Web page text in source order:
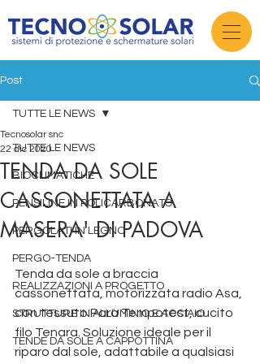
Post
TUTTE LE NEWS
BIOCLIMATICHE
PENSILINE IN POLICARBONATO
PERGOLATI IN LEGNO
PERGO-TENDA
REALIZZAZIONI A PROGETTO
STRUTTURE IN ALLUMINIO E ACCIAIO
TENDE DA SOLE A CAPPOTTINA
TUTTE LE NEWS
TENDA DA SOLE
CASSONETTATA A
MASERA' DI PADOVA
Tecnosolar snc
22 dic 2020
Tenda da sole a braccia
cassonettata, motorizzata radio Asa,
con tessuto Parà Tempotest, cucito
filo Tenara. Soluzione ideale per il
riparo dal sole, adattabile a qualsiasi